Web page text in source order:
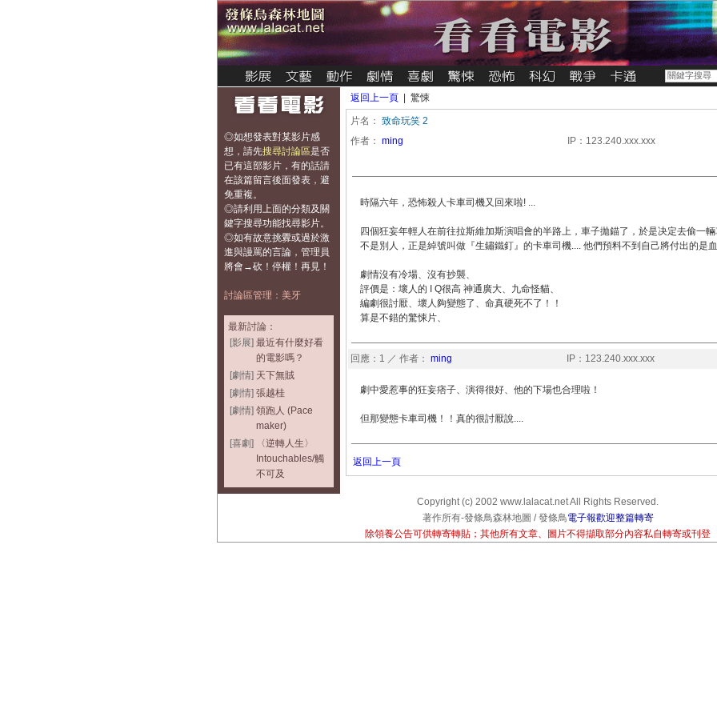
◎如想發表對某影片感
想， 請先搜尋討論區是否
已有這部影片，有的話請
在該篇留言後面發表，避
免重複。
◎請利用上面的分類及關
鍵字搜尋功能找尋影片。
◎如有故意挑釁或過於激
進與謾罵的言論，管理員
將會→砍！停權！再見！
討論區管理：美牙
最新討論：
[影展] 最近有什麼好看
的電影嗎？
[劇情] 天下無賊
[劇情] 張越桂
[劇情] 領跑人 (Pace
maker)
[喜劇]
〈逆轉人生〉
Intouchables/觸
不可及
返回上一頁 | 驚悚
片名： 致命玩笑 2
作者： ming IP：123.240.xxx.xxx
時隔六年，恐怖殺人卡車司機又回來啦! ...
四個狂妄年輕人在前往拉斯維加斯演唱會的半路上，車子拋錨了，於是决定去偷一
不是別人，正是綽號叫做『生鏽鐵釘』的卡車司機.... 他們預料不到自己將付出的是
劇情沒有冷場、沒有抄襲、
評價是：壞人的 I Q很高 神通廣大、九命怪貓、
編劇很討厭、壞人夠變態了、命真硬死不了！！
算是不錯的驚悚片、
回應：1 ／ 作者： ming IP：123.240.xxx.xxx
劇中愛惹事的狂妄痞子、演得很好、他的下場也合理啦！
但那變態卡車司機！！真的很討厭說....
返回上一頁
Copyright (c) 2002 www.lalacat.net All Rights Reserved.
著作所有-發條鳥森林地圖 / 發條鳥電子報歡迎整篇轉寄
除領養公告可供轉寄轉貼；其他所有文章、圖片不得擷取部分內容私自轉寄或刊登